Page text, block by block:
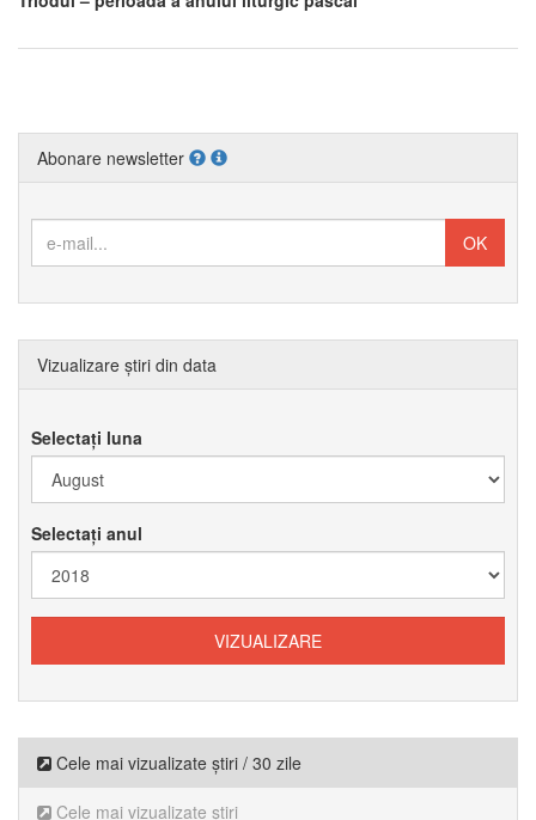
Abonare newsletter
Vizualizare știri din data
Selectați luna
Selectați anul
Cele mai vizualizate știri / 30 zile
Cele mai vizualizate știri